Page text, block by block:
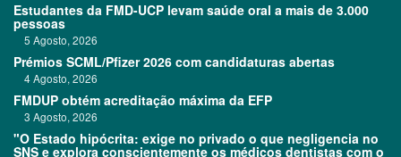
Estudantes da FMD-UCP levam saúde oral a mais de 3.000
pessoas
5 Agosto, 2026
Prémios SCML/Pfizer 2026 com candidaturas abertas
4 Agosto, 2026
FMDUP obtém acreditação máxima da EFP
3 Agosto, 2026
"O Estado hipócrita: exige no privado o que negligencia no
SNS e explora conscientemente os médicos dentistas com o